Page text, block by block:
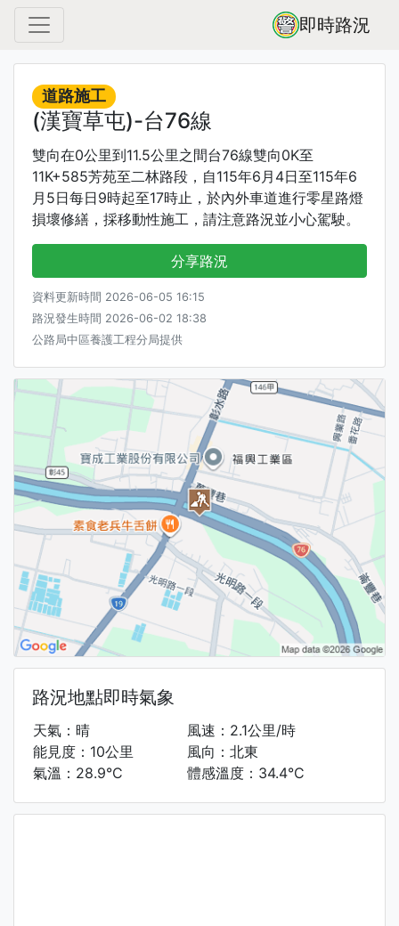
即時路況
道路施工
(漢寶草屯)-台76線
雙向在0公里到11.5公里之間台76線雙向0K至
11K+585芳苑至二林路段，自115年6月4日至115年6
月5日每日9時起至17時止，於內外車道進行零星路燈
損壞修繕，採移動性施工，請注意路況並小心駕駛。
分享路況
資料更新時間 2026-06-05 16:15
路況發生時間 2026-06-02 18:38
公路局中區養護工程分局提供
路況地點即時氣象
天氣：晴
能見度：10公里
氣溫：28.9°C
風速：2.1公里/時
風向：北東
體感溫度：34.4°C